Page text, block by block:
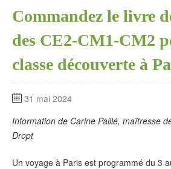
Annuaire Pro
Écoles
Archives
Agenda 2026
Contact
Commandez le livre
des CE2-CM1-CM2
classe découverte à
31 mai 2024
Information de Carine Paillé, maîtresse
Dropt
Un voyage à Paris est programmé du 3